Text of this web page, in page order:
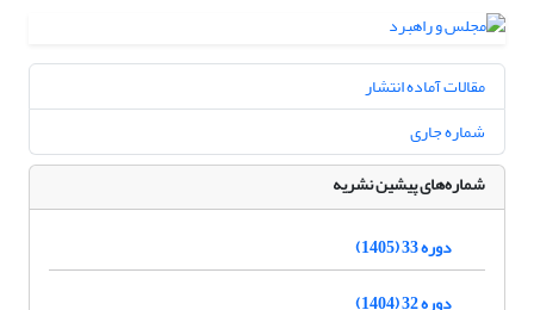
مقالات آماده انتشار
شماره جاری
شماره‌های پیشین نشریه
دوره 33 (1405)
دوره 32 (1404)